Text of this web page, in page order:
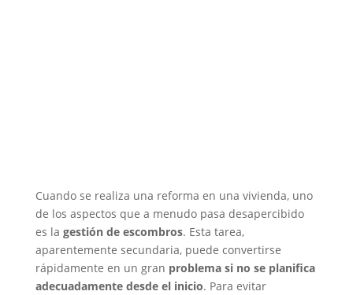
Cuando se realiza una reforma en una vivienda, uno
de los aspectos que a menudo pasa desapercibido
es la gestión de escombros. Esta tarea,
aparentemente secundaria, puede convertirse
rápidamente en un gran problema si no se planifica
adecuadamente desde el inicio. Para evitar